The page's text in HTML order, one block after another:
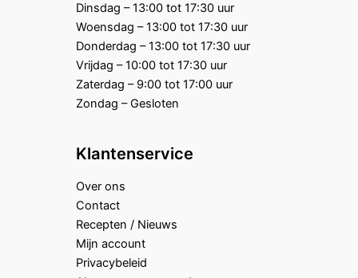
Dinsdag – 13:00 tot 17:30 uur
Woensdag – 13:00 tot 17:30 uur
Donderdag – 13:00 tot 17:30 uur
Vrijdag – 10:00 tot 17:30 uur
Zaterdag – 9:00 tot 17:00 uur
Zondag – Gesloten
Klantenservice
Over ons
Contact
Recepten / Nieuws
Mijn account
Privacybeleid